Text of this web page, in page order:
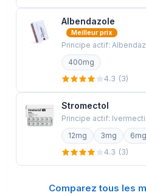
Albendazole
Meilleur prix
Principe actif:
400mg
4.3 (3)
Stromectol
Principe actif:
12mg
3mg 6mg
4.3 (3)
Comparez tous les